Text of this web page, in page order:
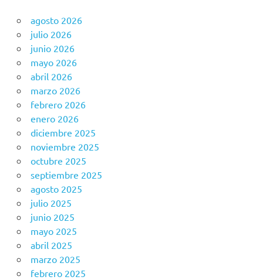
agosto 2026
julio 2026
junio 2026
mayo 2026
abril 2026
marzo 2026
febrero 2026
enero 2026
diciembre 2025
noviembre 2025
octubre 2025
septiembre 2025
agosto 2025
julio 2025
junio 2025
mayo 2025
abril 2025
marzo 2025
febrero 2025